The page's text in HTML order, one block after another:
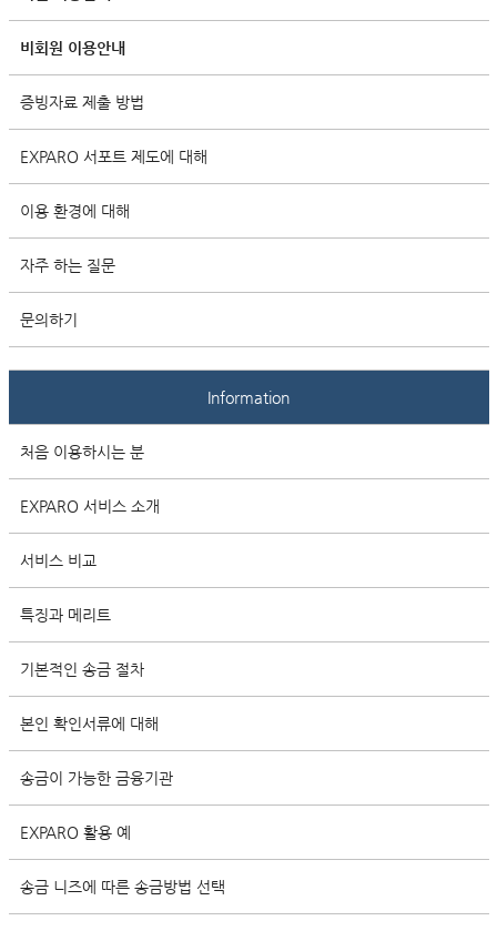
비회원 이용안내
증빙자료 제출 방법
EXPARO 서포트 제도에 대해
이용 환경에 대해
자주 하는 질문
문의하기
Information
처음 이용하시는 분
EXPARO 서비스 소개
서비스 비교
특징과 메리트
기본적인 송금 절차
본인 확인서류에 대해
송금이 가능한 금융기관
EXPARO 활용 예
송금 니즈에 따른 송금방법 선택